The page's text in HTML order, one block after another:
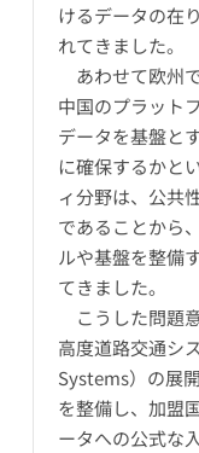
けるデータの在
れてきました。
あわせて欧州
中国のプラット
データを基盤と
に確保するかと
ィ分野は、公共
であることから
ルや基盤を整備
てきました。
こうした問題
高度道路交通シ
Systems）の展
を整備し、加盟
ータへの公式な